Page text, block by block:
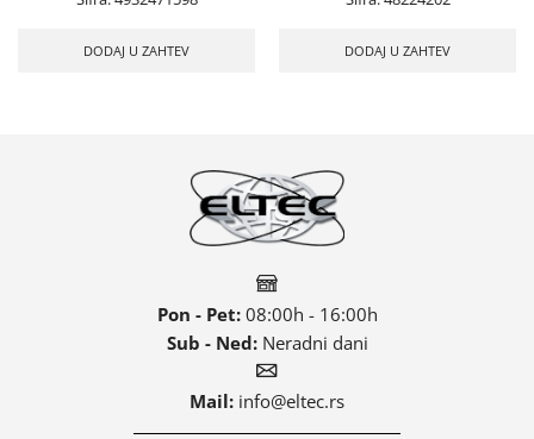
DODAJ U ZAHTEV DODAJ U ZAHTEV
Pon - Pet:08:00h - 16:00h
Sub - Ned:Neradni dani
Mail: info@eltec.rs